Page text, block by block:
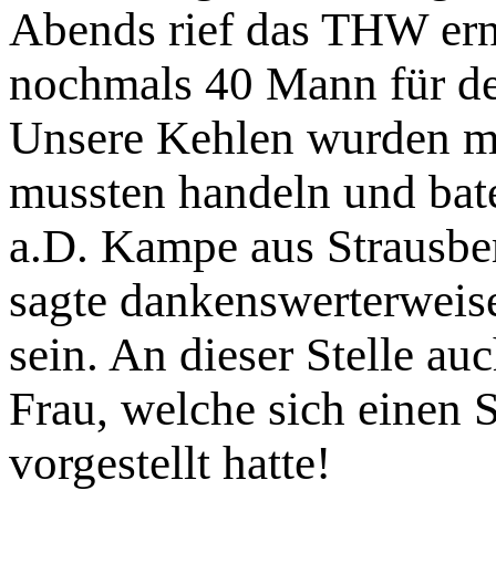
Abends rief das THW
nochmals 40 Mann für
Unsere Kehlen wurden
mussten handeln und
a.D. Kampe aus
sagte
sein. An dieser Stelle
Frau, welche sich einen
vorgestellt hatte!